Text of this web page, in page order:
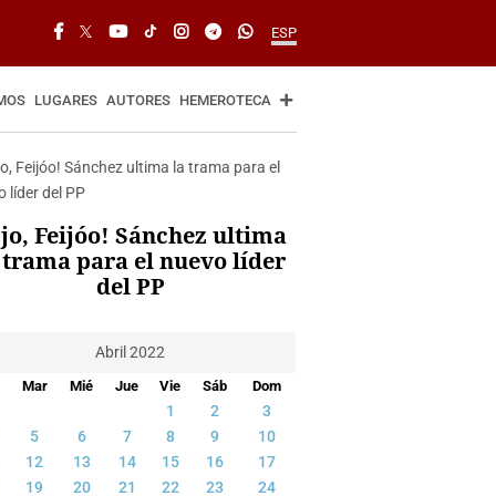
ESP
LUGARES AUTORES HEMEROTECA
Feijóo! Sánchez ultima
para el nuevo líder
del PP
Abril 2022
Mar Mié Jue Vie Sáb Dom
1 2
3
5 6 7 8 9
10
12 13 14 15 16
17
19 20 21 22 23
24